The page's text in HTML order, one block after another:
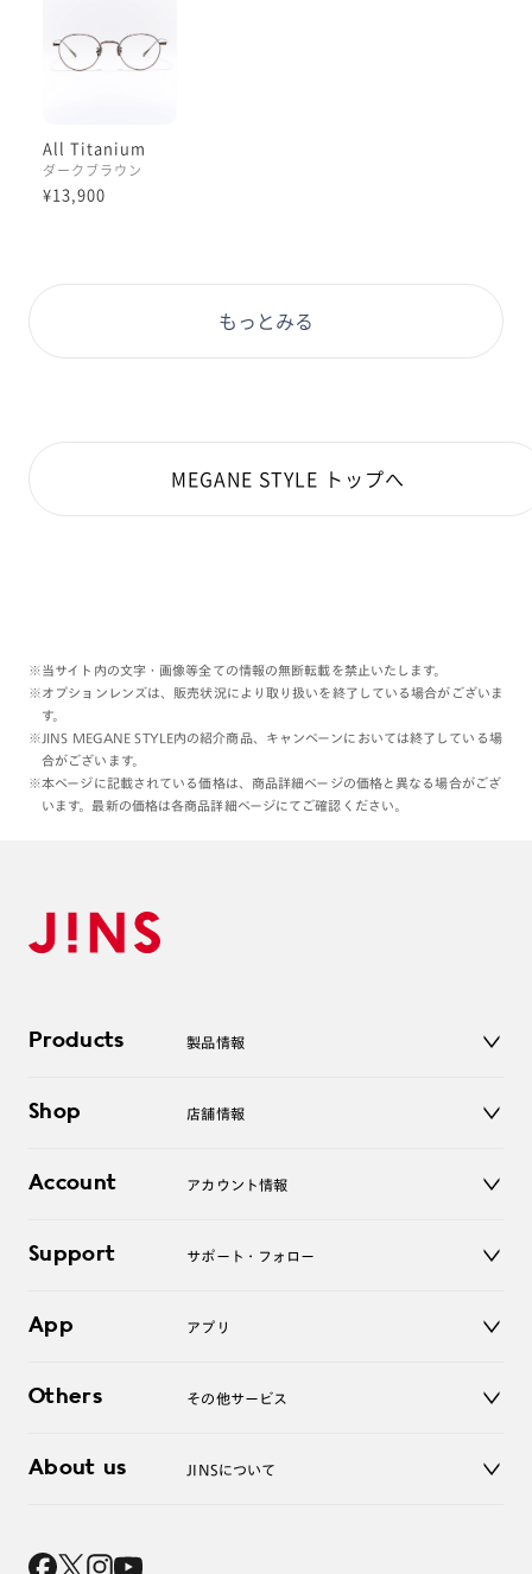
All Titanium
ダークブラウン
¥13,900
もっとみる
MEGANE STYLE トップへ
※当サイト内の文字・画像等全ての情報の無断転載を禁止いたします。
※オプションレンズは、販売状況により取り扱いを終了している場合がございま
す。
※JINS MEGANE STYLE内の紹介商品、キャンペーンにおいては終了している場
合がございます。
※本ページに記載されている価格は、商品詳細ページの価格と異なる場合がござ
います。最新の価格は各商品詳細ページにてご確認ください。
Products 製品情報
サングラス
コンタクトレンズ
アクセサリー
Shop 店舗情報
オンラインショップ
Account アカウント情報
ログアウト
Support サポート・フォロー
よくあるご質問
お問い合わせ
App アプリ
Others その他サービス
レンズ交換
About us JINSについて